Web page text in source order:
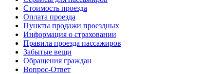
Стоимость проезда
Оплата проезда
Пункты продажи проездных
Информация о страховании
Правила проезда пассажиров
Забытые вещи
Обращения граждан
Вопрос-Ответ